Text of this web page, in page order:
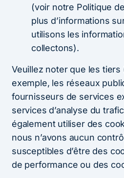
(voir notre Politique
plus d’informations
utilisons les
collectons).
Veuillez noter que les tiers
exemple, les réseaux
fournisseurs de services
services d’analyse du
également utiliser des
nous n’avons aucun
susceptibles d’être des
de performance ou des